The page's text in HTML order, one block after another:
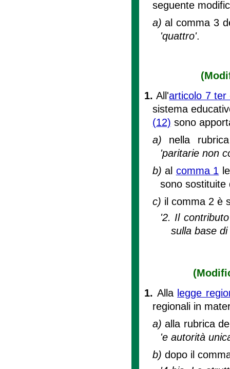
seguente
a)al comma 3
'quattro'.
1.All'articolo 7 ter
sistema
(12) sono
a) nella
'paritarie non
b)al comma 1
sono
c) il comma 2 è
'2. Il
sulla base
1. Alla legge
regionali in
a)alla rubrica
'e autorità
b) dopo il